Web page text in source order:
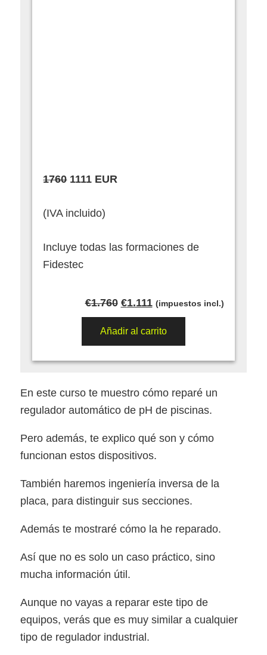
17601111 EUR
(IVA incluido)
Incluye todas las formaciones de
Fidestec
€1.760 El
precio
original
€1.111El
precio
actual
(impuestos incl.)
Añadir al carrito
En este curso te muestro cómo reparé un
regulador automático de pH de piscinas.
Pero además, te explico qué son y cómo
funcionan estos dispositivos.
También haremos ingeniería inversa de la
placa, para distinguir sus secciones.
Además te mostraré cómo la he reparado.
Así que no es solo un caso práctico, sino
mucha información útil.
Aunque no vayas a reparar este tipo de
equipos, verás que es muy similar a cualquier
tipo de regulador industrial.